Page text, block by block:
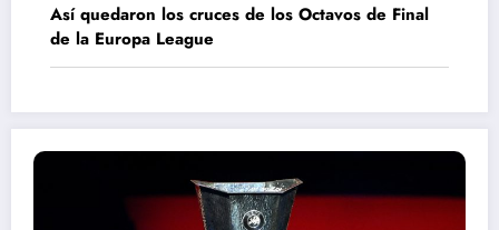
Así quedaron los cruces de los Octavos de Final
de la Europa League